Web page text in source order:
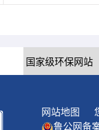
网站地图
鲁公网备